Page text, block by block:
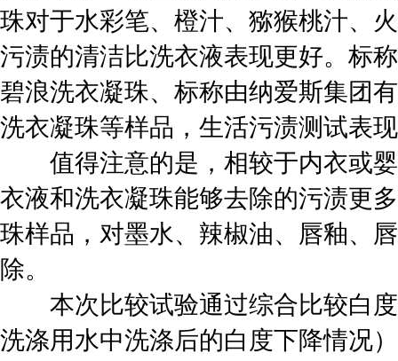
珠对于水彩笔、橙汁、猕猴桃汁、
污渍的清洁比洗衣液表现更好。标
碧浪洗衣凝珠、标称由纳爱斯集团
洗衣凝珠等样品，生活污渍测试表
值得注意的是，相较于内衣或婴
衣液和洗衣凝珠能够去除的污渍更
珠样品，对墨水、辣椒油、唇釉、
除。
本次比较试验通过综合比较白度
洗涤用水中洗涤后的白度下降情况